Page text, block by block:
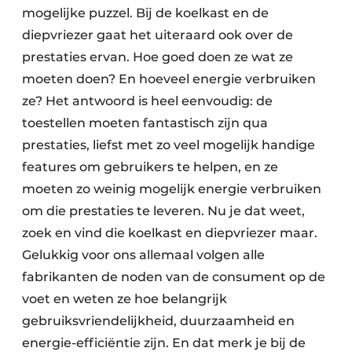
mogelijke puzzel. Bij de koelkast en de
diepvriezer gaat het uiteraard ook over de
prestaties ervan. Hoe goed doen ze wat ze
moeten doen? En hoeveel energie verbruiken
ze? Het antwoord is heel eenvoudig: de
toestellen moeten fantastisch zijn qua
prestaties, liefst met zo veel mogelijk handige
features om gebruikers te helpen, en ze
moeten zo weinig mogelijk energie verbruiken
om die prestaties te leveren. Nu je dat weet,
zoek en vind die koelkast en diepvriezer maar.
Gelukkig voor ons allemaal volgen alle
fabrikanten de noden van de consument op de
voet en weten ze hoe belangrijk
gebruiksvriendelijkheid, duurzaamheid en
energie-efficiëntie zijn. En dat merk je bij de